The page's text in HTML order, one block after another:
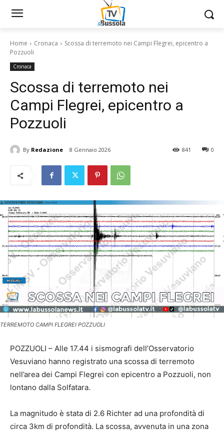
Home Cronaca
Scossa di terremoto nei Campi Flegrei, epicentro a
Pozzuoli
Cronaca
Scossa di terremoto nei
Campi Flegrei, epicentro a
Pozzuoli
By Redazione 8 Gennaio 2026 0
841
TERREMOTO CAMPI FLEGREI POZZUOLI
POZZUOLI – Alle 17.44 i sismografi dell’Osservatorio
Vesuviano hanno registrato una scossa di terremoto
nell’area dei Campi Flegrei con epicentro a Pozzuoli, non
lontano dalla Solfatara.
La magnitudo è stata di 2.6 Richter ad una profondità di
circa 3km di profondità. La scossa, avvenuta in una zona